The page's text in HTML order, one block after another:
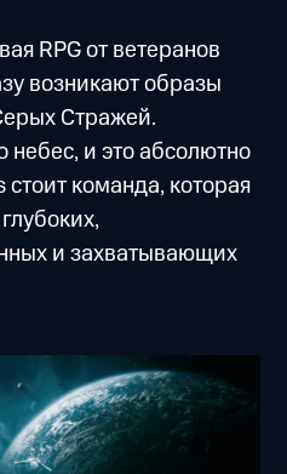
RPG от ветеранов
возникают образы
Стражей.
и это абсолютно
команда, которая
и захватывающих